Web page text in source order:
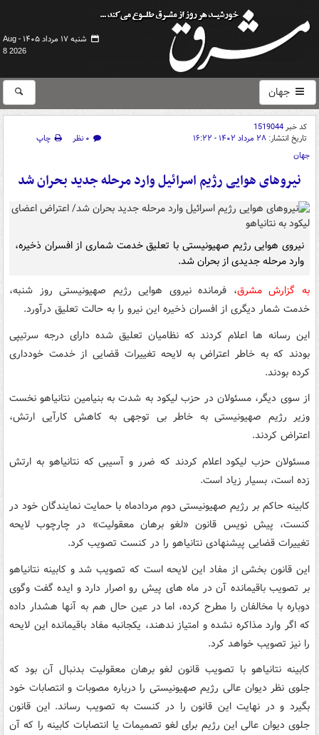
شنبه ۱۷ مرداد ۱۴۰۵ -
Aug
8 2026
جهان
کد خبر1519044
تاریخ انتشار: ۲۸ مرداد ۱۴۰۲ - ۱۶:۲۲ ۰ نظر
چاپ
جهان
نیروهای هوایی رژیم اسرائیل وارد مرحله جدید بحران شد
نیروی هوایی رژیم صهیونیستی با تعلیق خدمت شماری از افسران ذخیره،
وارد مرحله جدیدی از بحران شد.
به گزارش مشرق، فرمانده نیروی هوایی رژیم صهیونیستی روز شنبه،
خدمت شمار دیگری از افسران ذخیره این نیرو را به حالت تعلیق درآورد.
این رسانه ها اعلام کردند که نظامیان تعلیق شده دارای درجه سرتیپی
بودند که به خاطر اعتراض به لایحه تغییرات قضایی از خدمت خودداری
کرده بودند.
از سوی دیگر، مسئولان در حزب لیکود به شدت به بنیامین نتانیاهو نخست
وزیر رژیم صهیونیستی به خاطر بی توجهی به کاهش کارآیی ارتش،
اعتراض کردند.
مسئولان حزب لیکود اعلام کردند که ضرر و آسیبی که نتانیاهو به ارتش
زده است، بسیار زیاد است.
کابینه حاکم بر رژیم صهیونیستی دوم مردادماه با حمایت نمایندگان خود در
کنست، پیش نویس قانون «لغو برهان معقولیت» در چارچوب لایحه
تغییرات قضایی پیشنهادی نتانیاهو را در کنست تصویب کرد.
این قانون بخشی از مفاد این لایحه است که تصویب شد و کابینه نتانیاهو
بر تصویب باقیمانده آن در ماه های پیش رو اصرار دارد و ایده گفت وگوی
دوباره با مخالفان را مطرح کرده، اما در عین حال هم به آنها هشدار داده
که اگر وارد مذاکره نشده و امتیاز ندهند، یکجانبه مفاد باقیمانده این لایحه
را نیز تصویب خواهد کرد.
کابینه نتانیاهو با تصویب قانون لغو برهان معقولیت بدنبال آن بود که
جلوی نظر دیوان عالی رژیم صهیونیستی را درباره مصوبات و انتصابات خود
بگیرد و در نهایت این قانون را در کنست به تصویب رساند. این قانون
جلوی دیوان عالی این رژیم برای لغو تصمیمات یا انتصابات کابینه را که آن